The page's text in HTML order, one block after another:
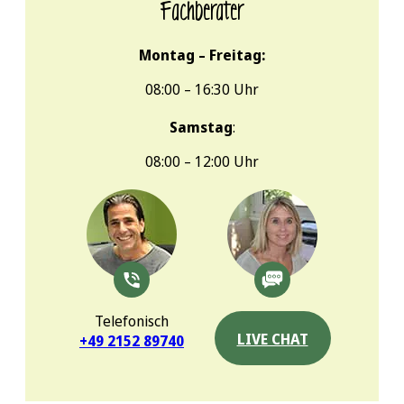
Fachberater
Montag – Freitag:
08:00 – 16:30 Uhr
Samstag:
08:00 – 12:00 Uhr
Telefonisch
+49 2152 89740
LIVE CHAT